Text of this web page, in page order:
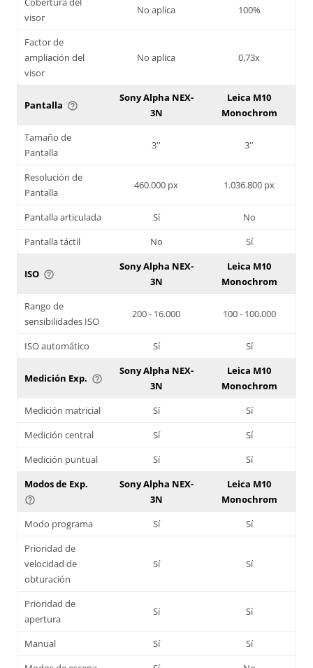
visor
No aplica 100%
Factor de
ampliación del
visor
No aplica 0,73x
Pantalla help_outline
Sony Alpha NEX-
3N
Leica M10
Monochrom
Tamaño de
Pantalla
3'' 3''
Resolución de
Pantalla
460.000 px 1.036.800 px
Pantalla articulada Sí
No
Pantalla táctil
No Sí
ISO help_outline
Sony Alpha NEX-
3N
Leica M10
Monochrom
Rango de
sensibilidades ISO
200 - 16.000 100 - 100.000
ISO automático Sí Sí
Medición Exp. help_outline
Sony Alpha NEX-
3N
Leica M10
Monochrom
Medición matricial
Sí
Sí
Medición central
Sí
Sí
Medición puntual
Sí
Sí
Modos de Exp.
help_outline
Sony Alpha NEX-
3N
Leica M10
Monochrom
Modo programa
Sí
Sí
Prioridad de
velocidad de
obturación
Sí Sí
Prioridad de
apertura
Sí Sí
Manual Sí
Sí